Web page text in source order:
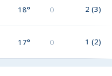
18° 0 2 (3)
17° 0 1 (2)